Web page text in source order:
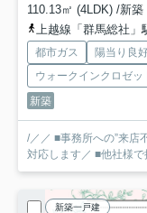
110.13㎡ (4LDK) /新築
上越線「群馬総社」
都市ガス 陽当り良
ウォークインクロゼッ
新築
/／／ ■事務所への”来店
対応します／ ■他社様で
新築一戸建